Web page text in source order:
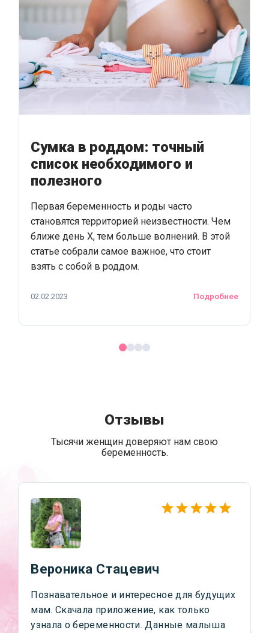
Сумка в роддом: точный
список необходимого и
полезного
Первая беременность и роды часто
становятся территорией неизвестности. Чем
ближе день Х, тем больше волнений. В этой
статье собрали самое важное, что стоит
взять с собой в роддом.
02.02.2023 Подробнее
Отзывы
Тысячи женщин доверяют нам свою
беременность.
Вероника Стацевич
Познавательное и интересное для будущих
мам. Скачала приложение, как только
узнала о беременности. Данные малыша